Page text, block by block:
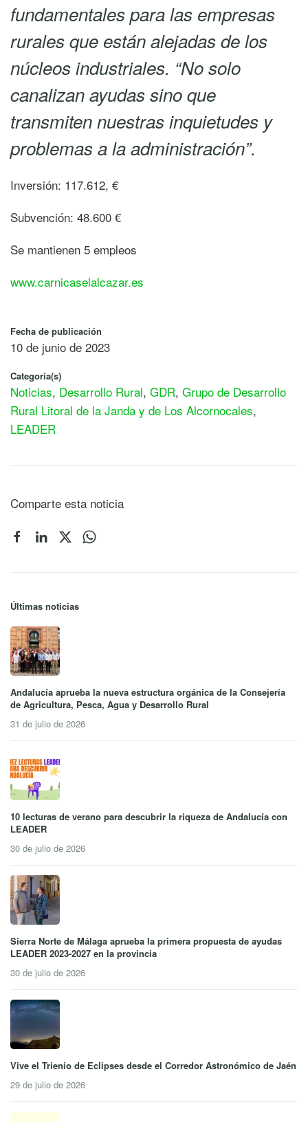
fundamentales para las empresas
rurales que están alejadas de los
núcleos industriales. “No solo
canalizan ayudas sino que
transmiten nuestras inquietudes y
problemas a la administración”.
Inversión: 117.612, €
Subvención: 48.600 €
Se mantienen 5 empleos
www.carnicaselalcazar.es
Fecha de publicación
10 de junio de 2023
Categoría(s)
Noticias, Desarrollo Rural, GDR, Grupo de Desarrollo
Rural Litoral de la Janda y de Los Alcornocales,
LEADER
Comparte esta noticia
Últimas noticias
Andalucía aprueba la nueva estructura orgánica de la Consejería
de Agricultura, Pesca, Agua y Desarrollo Rural
31 de julio de 2026
10 lecturas de verano para descubrir la riqueza de Andalucía con
LEADER
30 de julio de 2026
Sierra Norte de Málaga aprueba la primera propuesta de ayudas
LEADER 2023-2027 en la provincia
30 de julio de 2026
Vive el Trienio de Eclipses desde el Corredor Astronómico de Jaén
29 de julio de 2026